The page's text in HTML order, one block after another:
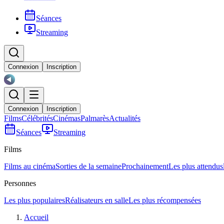
Séances
Streaming
Connexion Inscription
Connexion Inscription
FilmsCélébritésCinémasPalmarèsActualités
Séances
Streaming
Films
Films au cinémaSorties de la semaineProchainementLes plus attendus
Personnes
Les plus populairesRéalisateurs en salleLes plus récompensées
Accueil